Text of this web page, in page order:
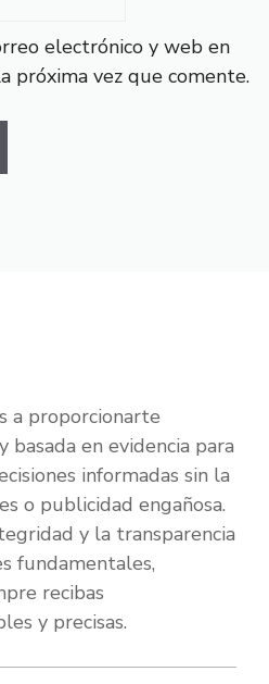
electrónico y web en
próxima vez que comente.
a proporcionarte
basada en evidencia para
informadas sin la
o publicidad engañosa.
y la transparencia
fundamentales,
recibas
y precisas.